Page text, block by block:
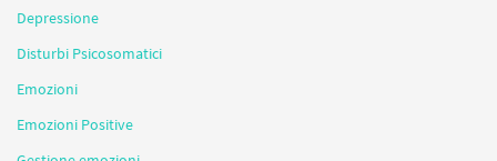
Depressione
Disturbi Psicosomatici
Emozioni
Emozioni Positive